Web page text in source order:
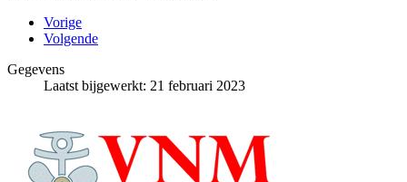
Vorige
Volgende
Gegevens
Laatst bijgewerkt: 21 februari 2023